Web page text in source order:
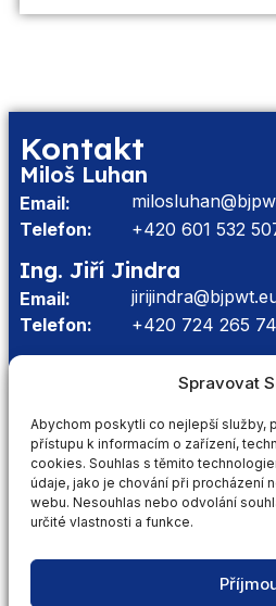
Spravovat
Abychom poskytli co nejlepší služby,
přístupu k informacím o zařízení,
cookies. Souhlas s těmito
údaje, jako je chování při procházení
webu. Nesouhlas nebo odvolání
určité vlastnosti a funkce.
Kontakt
Miloš Luhan
Email:
Telefon:
+420 601 532
Ing. Jiří Jindra
Email:
Telefon:
+420 724 265
Provozovna
Důležité stránky
Domovská stránka
Kontakt
Ke stažení